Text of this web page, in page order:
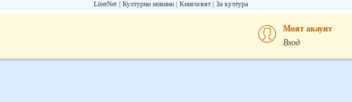
LiterNet Културни новини Книгосвят За култура
Моят акаунт
Вход